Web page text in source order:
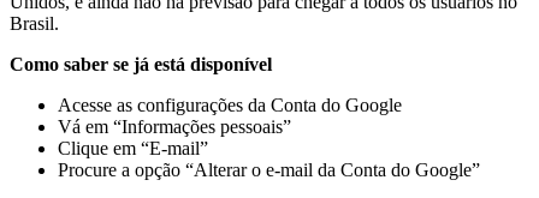
Brasil.
Como saber se já está disponível
Acesse as configurações da Conta do Google
Vá em “Informações pessoais”
Clique em “E-mail”
Procure a opção “Alterar o e-mail da Conta do Google”